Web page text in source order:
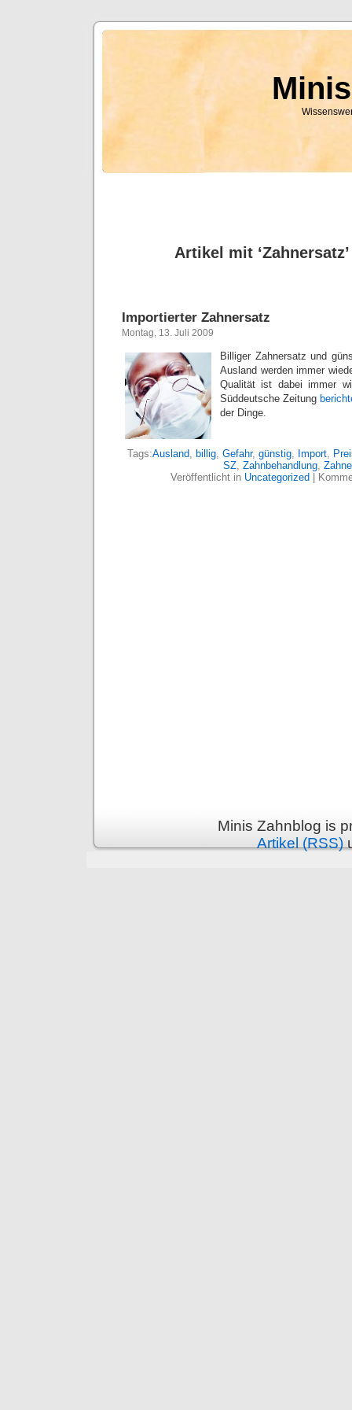
Artikel mit
Importierter Zahnersatz
Montag, 13. Juli 2009
Billiger Zahnersatz und
Ausland werden immer
Qualität ist dabei immer
Süddeutsche Zeitung
der Dinge.
Tags:Ausland, billig, Gefahr, günstig, Import,
SZ, Zahnbehandlung,
Veröffentlicht in Uncategorized
Minis Zahnblog is
Artikel (RSS)